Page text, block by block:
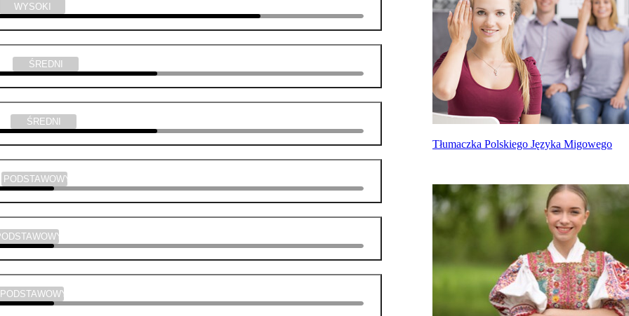
WYSOKI
ŚREDNI
ŚREDNI
PODSTAWOWY
PODSTAWOWY
PODSTAWOWY
Tłumaczka Polskiego Języka Migowego